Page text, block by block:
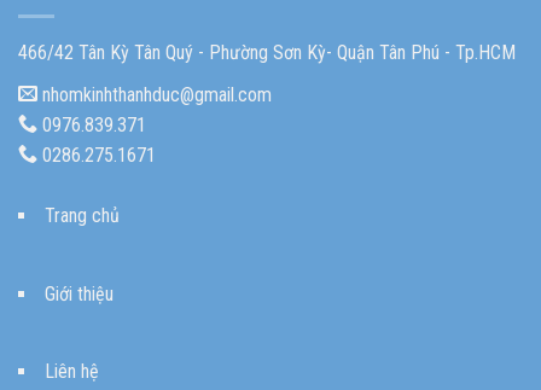
466/42 Tân Kỳ Tân Quý - Phường Sơn Kỳ- Quận Tân Phú - Tp.HCM
nhomkinhthanhduc@gmail.com
0976.839.371
0286.275.1671
Trang chủ
Giới thiệu
Liên hệ